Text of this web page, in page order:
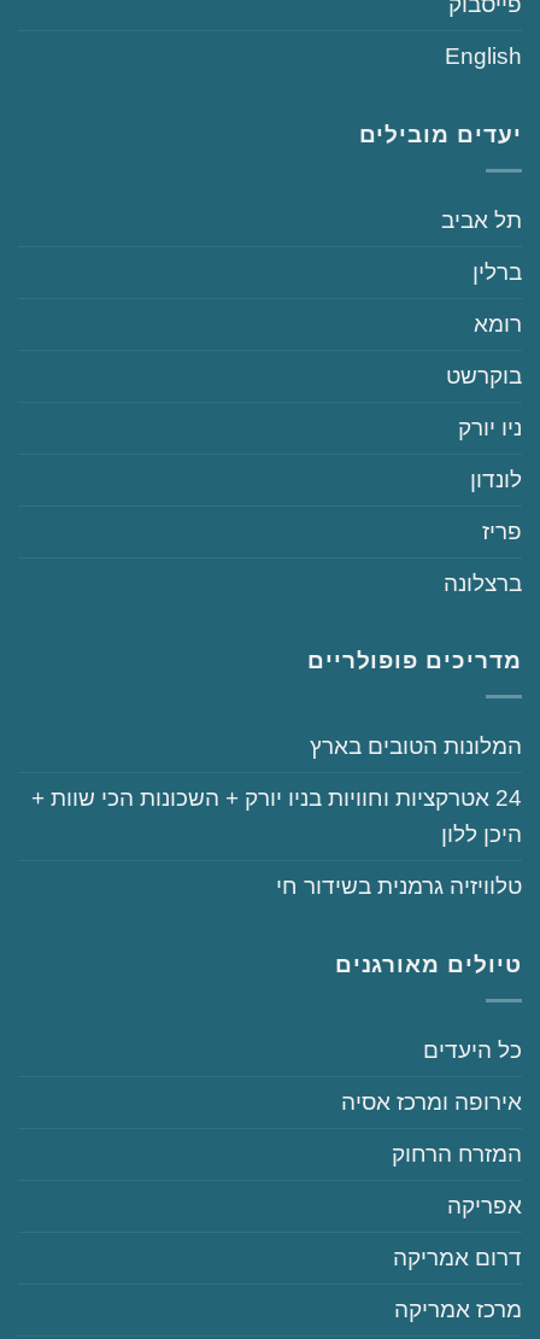
English
יעדים מובילים
‏תל אביב
‏ברלין
‏רומא
‏בוקרשט
‏ניו יורק
‏לונדון
‏פריז
‏ברצלונה
מדריכים פופולריים
‏המלונות הטובים בארץ
‏‏24‏ אטרקציות וחוויות בניו יורק + השכונות הכי שוות +
היכן ללון
‏טלוויזיה גרמנית בשידור חי
טיולים מאורגנים
‏כל היעדים
‏אירופה ומרכז אסיה
‏המזרח הרחוק
‏אפריקה
‏דרום אמריקה
‏מרכז אמריקה